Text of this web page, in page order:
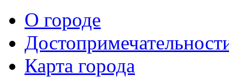
О городе
Карта города